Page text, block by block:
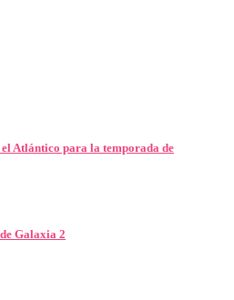
Atlántico para la temporada de
Galaxia 2